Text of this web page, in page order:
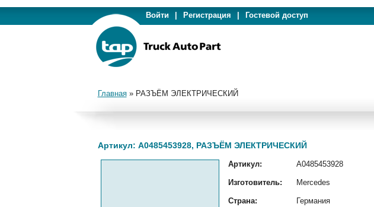
Войти Регистрация Гостевой доступ
Главная» РАЗЪЁМ ЭЛЕКТРИЧЕСКИЙ
Артикул: A0485453928, РАЗЪЁМ ЭЛЕКТРИЧЕСКИЙ
Артикул: A0485453928
Изготовитель: Mercedes
Страна: Германия